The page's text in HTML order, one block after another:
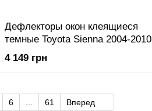
Дефлекторы окон клеящиеся
темные Toyota Sienna 2004-2010
передние AVS 92131
4 149 грн
6 ... 61 Вперед